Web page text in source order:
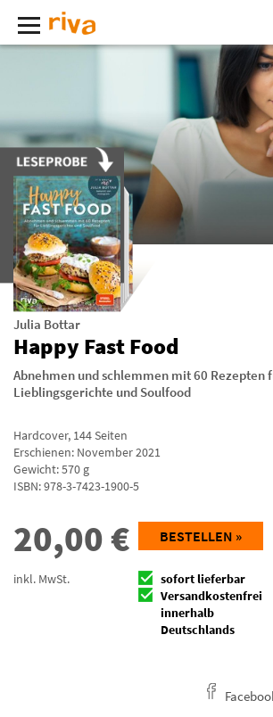
Julia Bottar
Happy Fast Food
Abnehmen und schlemmen mit 60 Rezepten
Lieblingsgerichte und Soulfood
Hardcover, 144Seiten
Erschienen: November 2021
Gewicht: 570 g
ISBN:978-3-7423-1900-5
20,00€
inkl. MwSt.
BESTELLEN »
sofort lieferbar
Versandkostenfrei
innerhalb
Deutschlands